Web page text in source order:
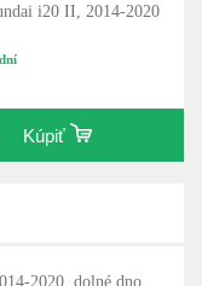
i20 II, 2014-2020
Kúpiť
2020, dolné dno,